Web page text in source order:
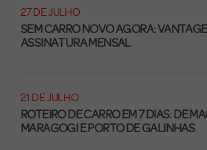
27 DE JULHO
SEM CARRO NOVO AGORA:
ASSINATURA MENSAL
21 DE JULHO
ROTEIRO DE CARRO EM 7 DIAS: DE
MARAGOGI E PORTO DE GALINHAS